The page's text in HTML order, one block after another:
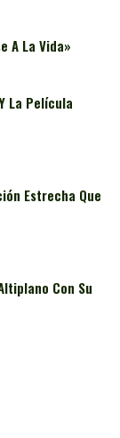
A La Vida»
La Película
Estrecha Que
Con Su